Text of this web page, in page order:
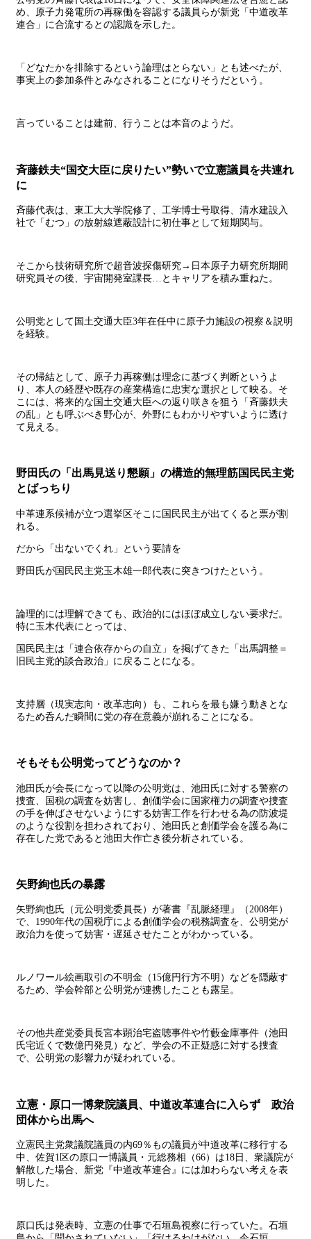
め、原子力発電所の再稼働を容認する議員らが新党「中道改革
連合」に合流するとの認識を示した。
「どなたかを排除するという論理はとらない」とも述べたが、
事実上の参加条件とみなされることになりそうだという。
言っていることは建前、行うことは本音のようだ。
斉藤鉄夫“国交大臣に戻りたい”勢いで立憲議員を共連れ
に
斉藤代表は、東工大大学院修了、工学博士号取得、清水建設入
社で「むつ」の放射線遮蔽設計に初仕事として短期関与。
そこから技術研究所で超音波探傷研究→日本原子力研究所期間
研究員その後、宇宙開発室課長…とキャリアを積み重ねた。
公明党として国土交通大臣3年在任中に原子力施設の視察＆説明
を経験。
その帰結として、原子力再稼働は理念に基づく判断というよ
り、本人の経歴や既存の産業構造に忠実な選択として映る。そ
こには、将来的な国土交通大臣への返り咲きを狙う「斉藤鉄夫
の乱」とも呼ぶべき野心が、外野にもわかりやすいように透け
て見える。
野田氏の「出馬見送り懇願」の構造的無理筋国民民主党
とばっちり
中革連系候補が立つ選挙区そこに国民民主が出てくると票が割
れる。
だから「出ないでくれ」という要請を
野田氏が国民民主党玉木雄一郎代表に突きつけたという。
論理的には理解できても、政治的にはほぼ成立しない要求だ。
特に玉木代表にとっては、
国民民主は「連合依存からの自立」を掲げてきた「出馬調整＝
旧民主党的談合政治」に戻ることになる。
支持層（現実志向・改革志向）も、これらを最も嫌う動きとな
るため呑んだ瞬間に党の存在意義が崩れることになる。
そもそも公明党ってどうなのか？
池田氏が会長になって以降の公明党は、池田氏に対する警察の
捜査、国税の調査を妨害し、創価学会に国家権力の調査や捜査
の手を伸ばさせないようにする妨害工作を行わせる為の防波堤
のような役割を担わされており、池田氏と創価学会を護る為に
存在した党であると池田大作亡き後分析されている。
矢野絢也氏の暴露
矢野絢也氏（元公明党委員長）が著書『乱脈経理』（2008年）
で、1990年代の国税庁による創価学会の税務調査を、公明党が
政治力を使って妨害・遅延させたことがわかっている。
ルノワール絵画取引の不明金（15億円行方不明）などを隠蔽す
るため、学会幹部と公明党が連携したことも露呈。
その他共産党委員長宮本顕治宅盗聴事件や竹藪金庫事件（池田
氏宅近くで数億円発見）など、学会の不正疑惑に対する捜査
で、公明党の影響力が疑われている。
立憲・原口一博衆院議員、中道改革連合に入らず 政治
団体から出馬へ
立憲民主党衆議院議員の内69％もの議員が中道改革に移行する
中、佐賀1区の原口一博議員・元総務相（66）は18日、衆議院が
解散した場合、新党『中道改革連合』には加わらない考えを表
明した。
原口氏は発表時、立憲の仕事で石垣島視察に行っていた。石垣